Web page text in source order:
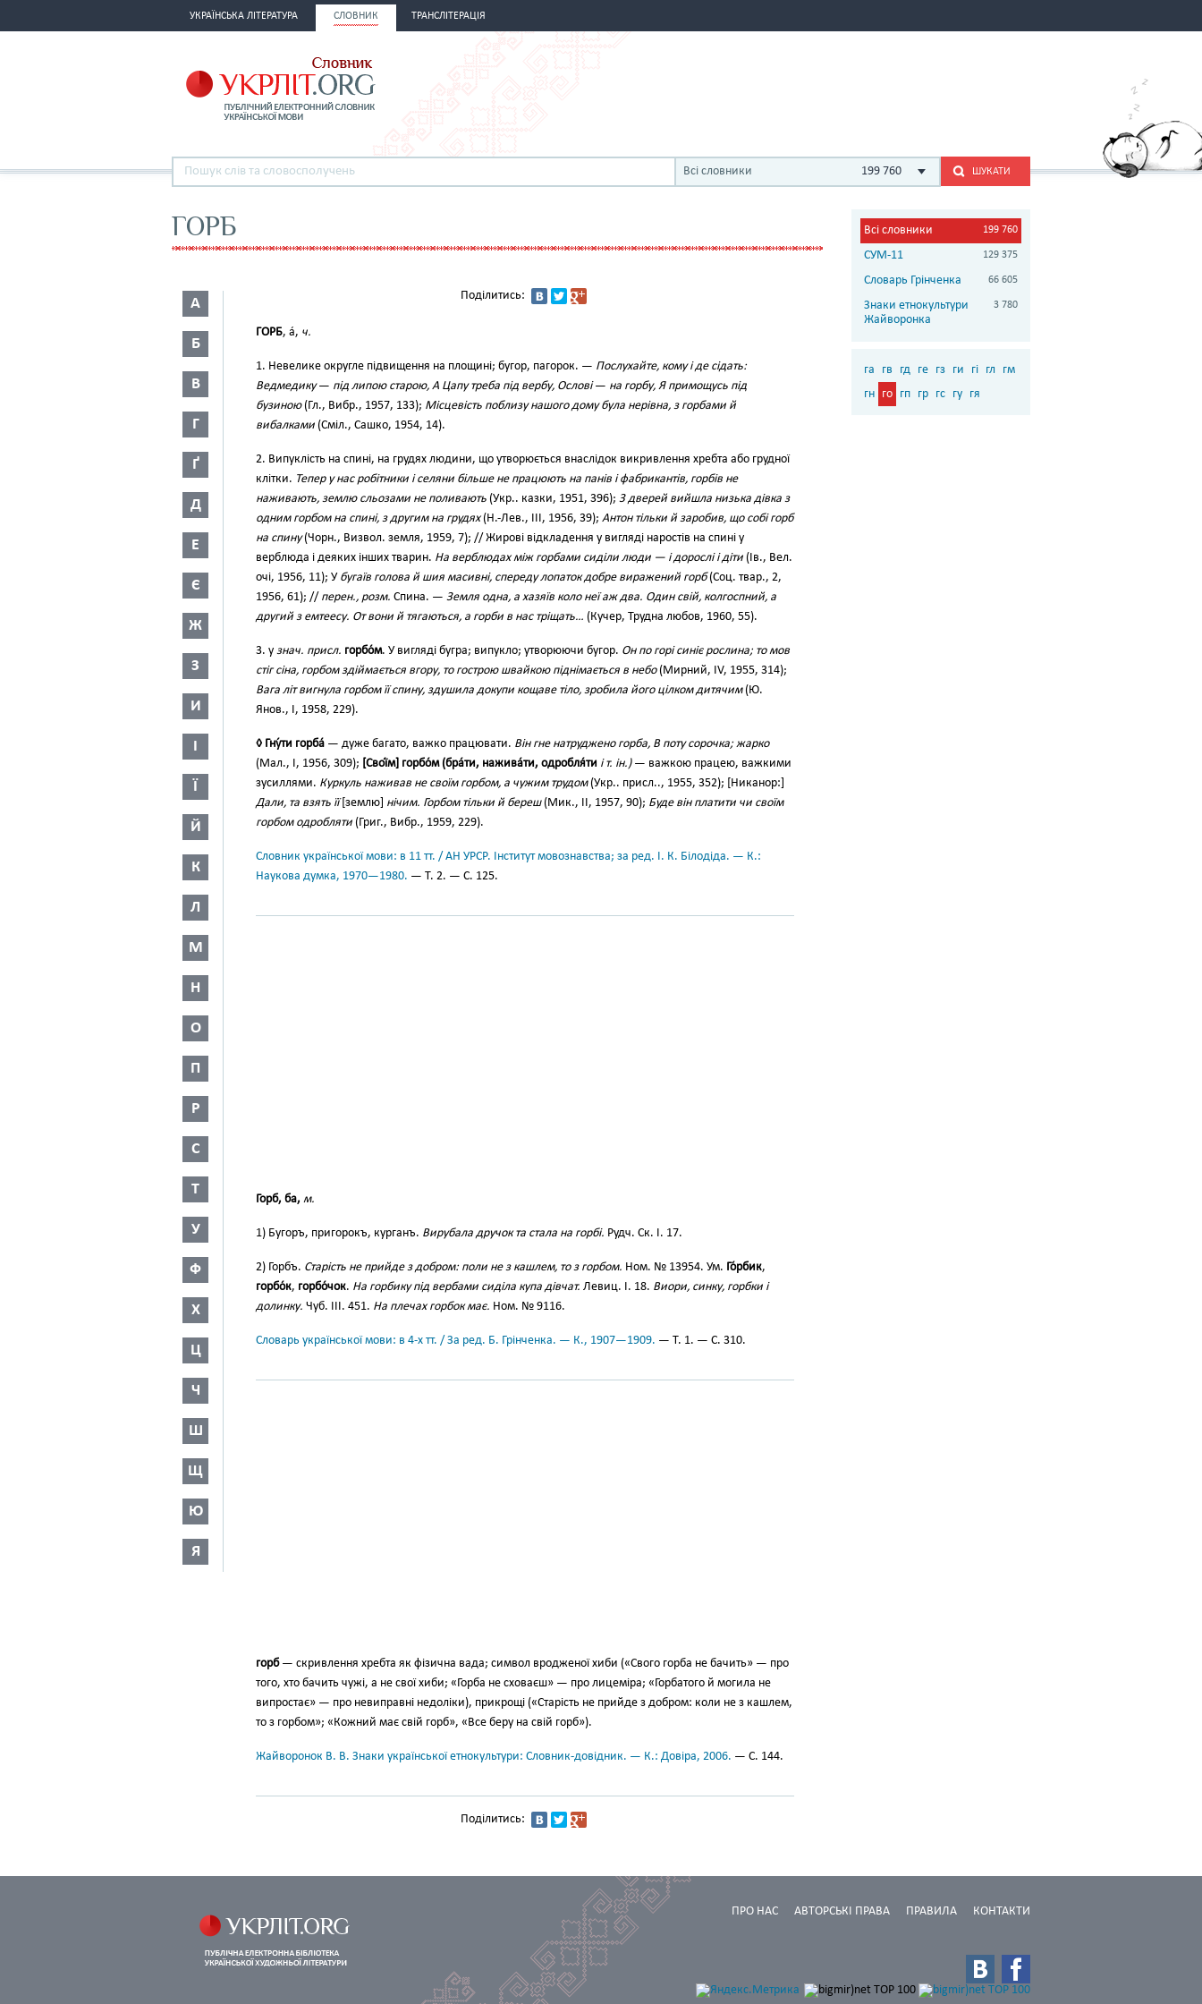
УКРАЇНСЬКА ЛІТЕРАТУРА СЛОВНИК ТРАНСЛІТЕРАЦІЯ
Всі словники 199 760 ШУКАТИ
ГОРБ
А
Б
В
Г
Ґ
Д
Е
Є
Ж
З
И
І
Ї
Й
К
Л
М
Н
О
П
Р
С
Т
У
Ф
Х
Ц
Ч
Ш
Щ
Ю
Я
Поділитись:
ГОРБ, а́, ч.
1. Невелике округле підвищення на площині; бугор, пагорок. — Послухайте, кому і де сідать:
Ведмедику— під липою старою, А Цапу треба під вербу, Ослові— на горбу, Я примощусь під
бузиною(Гл., Вибр., 1957, 133); Місцевість поблизу нашого дому була нерівна, з горбами й
вибалками (Сміл., Сашко, 1954, 14).
2. Випуклість на спині, на грудях людини, що утворюється внаслідок викривлення хребта або грудної
клітки. Тепер у нас робітники і селяни більше не працюють на панів і фабрикантів, горбів не
наживають, землю сльозами не поливають (Укр.. казки, 1951, 396); З дверей вийшла низька дівка з
одним горбом на спині, з другим на грудях(Н.-Лев., III, 1956, 39); Антон тільки й заробив, що собі горб
на спину(Чорн., Визвол. земля, 1959, 7); // Жирові відкладення у вигляді наростів на спині у
верблюда і деяких інших тварин. На верблюдах між горбами сиділи люди — і дорослі і діти (Ів., Вел.
очі, 1956, 11); У бугаїв голова й шия масивні, спереду лопаток добре виражений горб(Соц. твар., 2,
1956, 61); // перен., розм. Спина. — Земля одна, а хазяїв коло неї аж два. Один свій, колгоспний, а
другий з емтеесу. От вони й тягаються, а горби в нас тріщать… (Кучер, Трудна любов, 1960, 55).
3. у знач. присл. горбо́м. У вигляді бугра; випукло; утворюючи бугор. Он по горі синіє рослина; то мов
стіг сіна, горбом здіймається вгору, то гострою швайкою піднімається в небо(Мирний, IV, 1955, 314);
Вага літ вигнула горбом її спину, здушила докупи кощаве тіло, зробила його цілком дитячим(Ю.
Янов., І, 1958, 229).
◊ Гну́ти горба́ — дуже багато, важко працювати. Він гне натруджено горба, В поту сорочка; жарко
(Мал., І, 1956, 309); [Свої́м] горбо́м (бра́ти, нажива́ти, одробля́ти і т. ін.)— важкою працею, важкими
зусиллями. Куркуль наживав не своїм горбом, а чужим трудом(Укр.. присл.., 1955, 352); [Никанор:]
Дали, та взять її[землю] нічим. Горбом тільки й береш(Мик., II, 1957, 90); Буде він платити чи своїм
горбом одробляти (Григ., Вибр., 1959, 229).
Словник української мови: в 11 тт. / АН УРСР. Інститут мовознавства; за ред. І. К. Білодіда. — К.:
Наукова думка, 1970—1980. — Т. 2. — С. 125.
Горб, ба, м.
1) Бугоръ, пригорокъ, курганъ. Вирубала дручок та стала на горбі. Рудч. Ск. I. 17.
2) Горбъ. Старість не прийде з добром: поли не з кашлем, то з горбом. Ном. № 13954. Ум. Го́рбик,
горбо́к, горбо́чок. На горбику під вербами сиділа купа дівчат. Левиц. І. 18. Виори, синку, горбки і
долинку. Чуб. ІІІ. 451. На плечах горбок має. Ном. № 9116.
Словарь української мови: в 4-х тт. / За ред. Б. Грінченка. — К., 1907—1909. — Т. 1. — С. 310.
горб— скривлення хребта як фі­зична вада; символ вродженої хи­би («Свого горба не бачить» — про
того, хто бачить чужі, а не свої хи­би; «Горба не сховаєш» — про ли­цеміра; «Горбатого й могила не
випростає» — про невиправні не­доліки), прикрощі («Старість не прийде з добром: коли не з кашлем,
то з горбом»; «Кожний має свій горб», «Все беру на свій горб»).
Жайворонок В. В. Знаки української етнокультури: Словник-довідник. — К.: Довіра, 2006. — С. 144.
Поділитись:
Всі словники 199 760
СУМ-11 129 375
Словарь Грінченка 66 605
Знаки етнокультури
Жайворонка
3 780
га гв гд ге гз ги гі гл
гм
гн го гп гр гс гу гя
КОНТАКТИ
ПРАВИЛА
АВТОРСЬКІ ПРАВА
ПРО НАС